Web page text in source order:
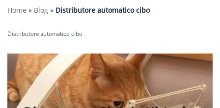
Home » Blog » Distributore automatico cibo
Distributore automatico cibo